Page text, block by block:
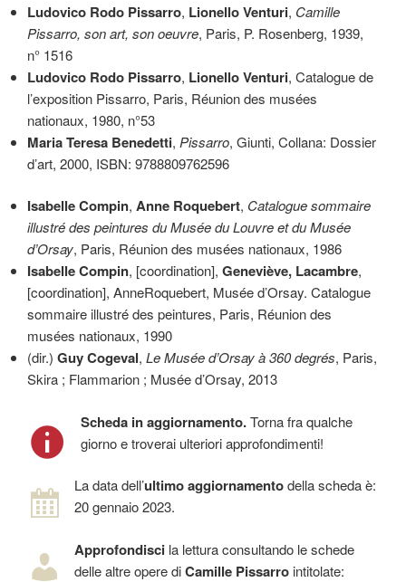
Ludovico Rodo Pissarro, Lionello Venturi, Camille
Pissarro, son art, son oeuvre, Paris, P. Rosenberg, 1939,
n° 1516
Ludovico Rodo Pissarro, Lionello Venturi, Catalogue de
l’exposition Pissarro, Paris, Réunion des musées
nationaux, 1980, n°53
Maria Teresa Benedetti, Pissarro, Giunti, Collana: Dossier
d’art, 2000, ISBN: 9788809762596
Isabelle Compin, Anne Roquebert, Catalogue sommaire
illustré des peintures du Musée du Louvre et du Musée
d’Orsay, Paris, Réunion des musées nationaux, 1986
Isabelle Compin, [coordination], Geneviève, Lacambre,
[coordination], AnneRoquebert, Musée d’Orsay. Catalogue
sommaire illustré des peintures, Paris, Réunion des
musées nationaux, 1990
(dir.) Guy Cogeval, Le Musée d’Orsay à 360 degrés, Paris,
Skira ; Flammarion ; Musée d’Orsay, 2013
Scheda in aggiornamento.Torna fra qualche
giorno e troverai ulteriori approfondimenti!
La data dell’ultimo aggiornamentodella scheda è:
20 gennaio 2023.
Approfondisci la lettura consultando le schede
delle altre opere diCamille Pissarro intitolate: